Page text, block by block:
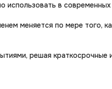
использовать в современных
меняется по мере того,
решая